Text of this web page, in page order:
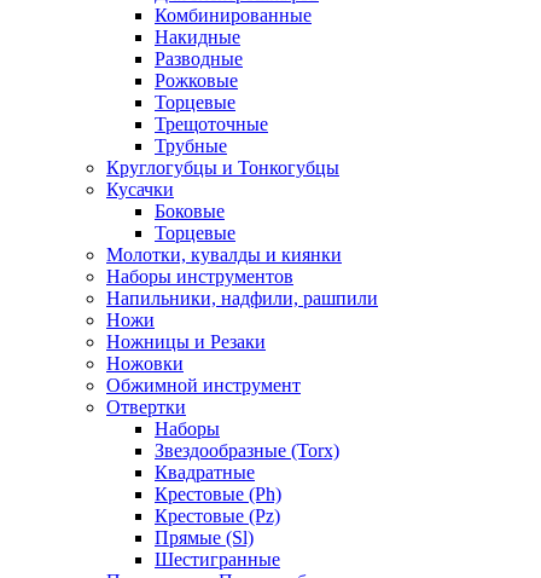
Комбинированные
Накидные
Разводные
Рожковые
Торцевые
Трещоточные
Трубные
Круглогубцы и Тонкогубцы
Кусачки
Боковые
Торцевые
Молотки, кувалды и киянки
Наборы инструментов
Напильники, надфили, рашпили
Ножи
Ножницы и Резаки
Ножовки
Обжимной инструмент
Отвертки
Наборы
Звездообразные (Torx)
Квадратные
Крестовые (Ph)
Крестовые (Pz)
Прямые (Sl)
Шестигранные